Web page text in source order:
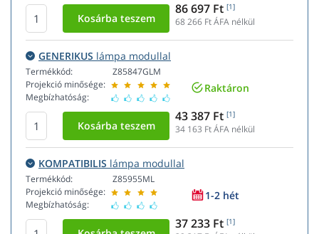
86 697 Ft [1]
68 266 Ft ÁFA nélkül
GENERIKUS lámpa modullal
Termékkód:
Projekció minősége:
Megbízhatóság:
Z85847GLM
Raktáron
43 387 Ft [1]
34 163 Ft ÁFA nélkül
KOMPATIBILIS lámpa modullal
Termékkód:
Projekció minősége:
Megbízhatóság:
Z85955ML
1-2 hét
37 233 Ft [1]